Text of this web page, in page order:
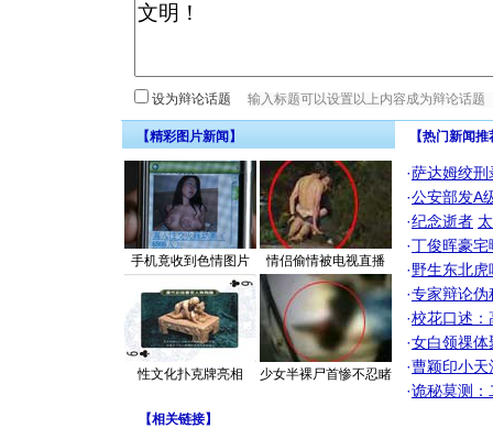
设为辩论话题
【精彩图片新闻】
手机竟收到色情图片 情侣偷情被电视直播
性文化扑克牌亮相 少女半裸尸首惨不忍睹
【热门新闻
·萨达姆绞刑
·公安部发A
·纪念逝者
·丁俊晖豪
·野生东北
·专家辩论伪
·校花口述：
·女白领祼体
·曹颖印小天
·诡秘莫测：
【相关链接】